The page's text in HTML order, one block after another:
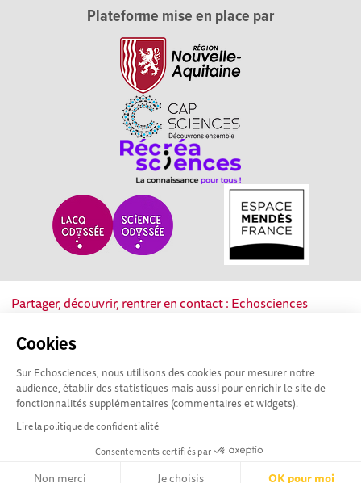
Cookies
Sur Echosciences, nous utilisons des cookies pour mesurer notre
audience, établir des statistiques mais aussi pour enrichir le site de
fonctionnalités supplémentaires (commentaires et widgets).
Lire la politique de confidentialité
Consentements certifiés par
Non merci Je choisis OK pour moi
Plateforme mise en place par
Partager, découvrir, rentrer en contact : Echosciences
culture scientifique, technique et industrielle de la région.
Mentions légales|Politique de confidentialité|CGU
|Ligne éditoriale